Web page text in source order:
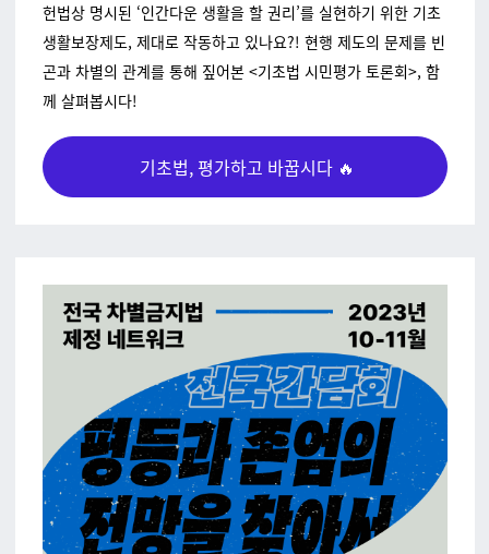
헌법상 명시된 ‘인간다운 생활을 할 권리’를 실현하기 위한 기초
생활보장제도, 제대로 작동하고 있나요?! 현행 제도의 문제를 빈
곤과 차별의 관계를 통해 짚어본 <기초법 시민평가 토론회>, 함
께 살펴봅시다!
기초법, 평가하고 바꿉시다 🔥